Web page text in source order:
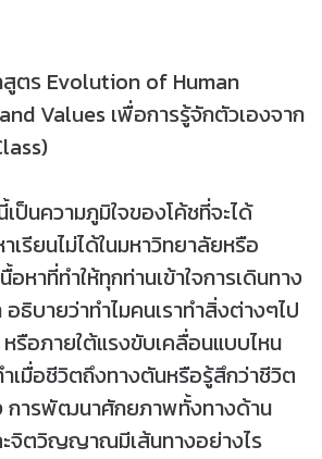
ตร Evolution of Human
Values เพื่อการรู้จักตัวเองจาก
ป็นความภูมิใจของโค้ชที่จะได้
รียนไม่ได้ในมหาวิทยาลัยหรือ
อหาที่ทำให้ทุกท่านเข้าใจการเดินทาง
อธิบายว่าทำไมคนเราทำสิ่งต่างๆไป
หรือภายใต้แรงขับเคลื่อนแบบไหน
เมื่อชีวิตถึงทางตันหรือรู้สึกว่าชีวิต
การพัฒนาศักยภาพทั้งทางด้าน
จิตวิญญาณมีเส้นทางอย่างไร